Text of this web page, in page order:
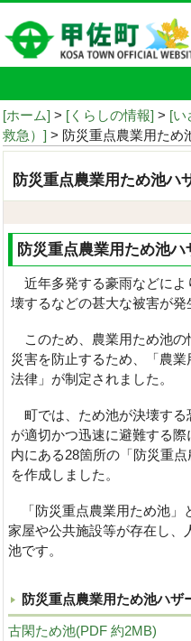
[ホーム] > [くらしの情報] > [い
救急）] > 防災重点農業用ため
防災重点農業用ため池ハ
防災重点農業用ため池
近年多発する豪雨などによ
壊するなどの甚大な被害が発
このため、農業用ため池の
災害を防止するため、「農
法律」が制定されました。
町では、ため池が決壊する
が適切かつ迅速に避難する
内にある28箇所の「防災重
を作成しました。
「防災重点農業用ため池」
家屋や公共施設等が存在し、
池です。
防災重点農業用ため池ハザ
古閑ため池(PDF 約2MB)